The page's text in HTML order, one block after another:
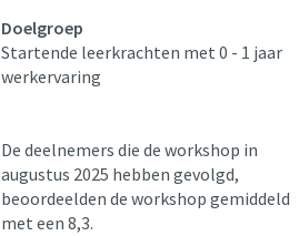
Doelgroep
Startende leerkrachten met 0 - 1 jaar
werkervaring
De deelnemers die de workshop in
augustus 2025 hebben gevolgd,
beoordeelden de workshop gemiddeld
met een 8,3.